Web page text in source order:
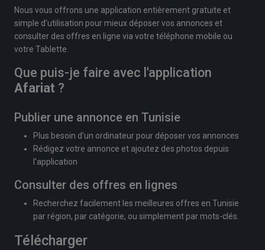
Nous vous offrons une application entièrement gratuite et
simple d'utilisation pour mieux déposer vos annonces et
consulter des offres en ligne via votre téléphone mobile ou
votre Tablette.
Que puis-je faire avec l'application
Afariat ?
Publier une annonce en Tunisie
Plus besoin d'un ordinateur pour déposer vos annonces
Rédigez votre annonce et ajoutez des photos depuis
l'application
Consulter des offres en lignes
Recherchez facilement les meilleures offres en Tunisie
par région, par catégorie, ou simplement par mots-clés.
Télécharger